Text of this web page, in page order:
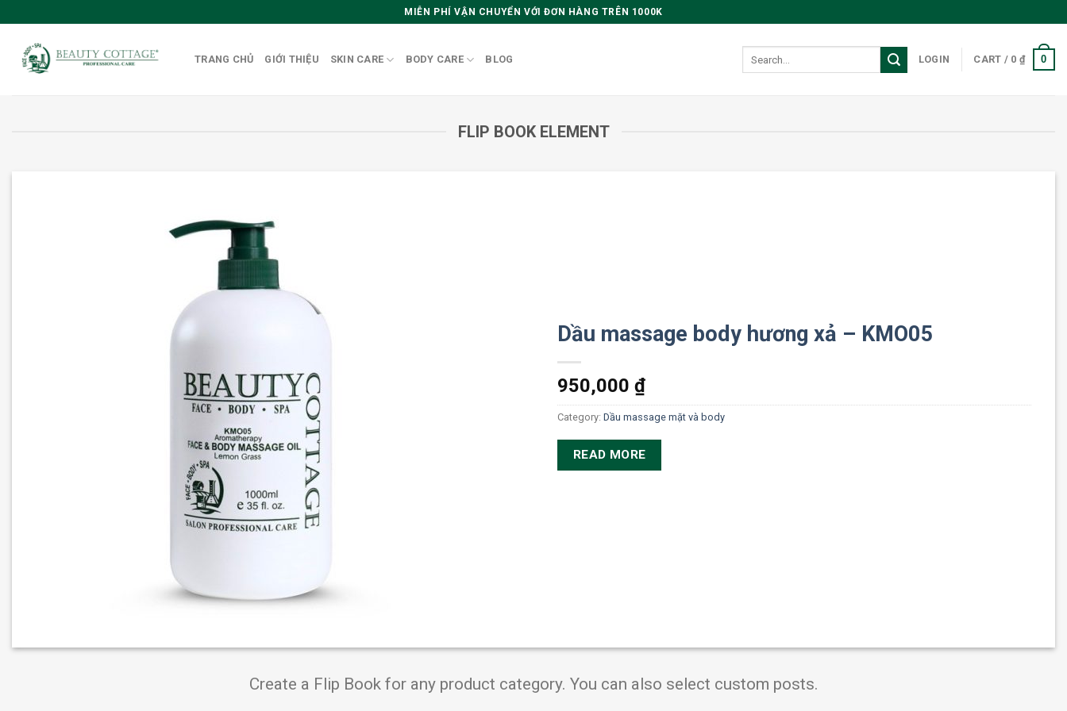
to
content
MIỄN PHÍ VẬN CHUYỂN VỚI ĐƠN HÀNG TRÊN 1000K
TRANG CHỦ GIỚI THIỆU SKIN CARE BODY CARE BLOG LOGIN CART / 0 ₫ 0
FLIP BOOK ELEMENT
Dầu massage body hương xả – KMO05
950,000 ₫
Category: Dầu massage mặt và body
READ MORE
Create a Flip Book for any product category. You can also select custom posts.